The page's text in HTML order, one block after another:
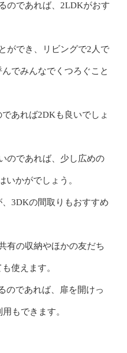
のであれば、2LDKがおす
ができ、リビングで2人で
でみんなでくつろぐこと
あれば2DKも良いでしょ
のであれば、少し広めの
いかがでしょう。
3DKの間取りもおすすめ
有の収納やほかの友だち
使えます。
のであれば、扉を開けっ
もできます。